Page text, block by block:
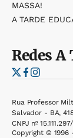
MASSA!
A TARDE
RedesA
Rua Professor
Salvador - BA,
CNPJ nº
Copyright © 1996